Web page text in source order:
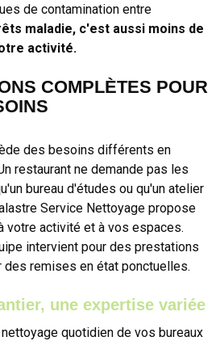
de contamination entre
maladie, c'est aussi moins de
activité.
COMPLÈTES POUR
des besoins différents en
restaurant ne demande pas les
bureau d'études ou qu'un atelier
Service Nettoyage propose
votre activité et à vos espaces.
intervient pour des prestations
des remises en état ponctuelles.
une expertise variée
quotidien de vos bureaux